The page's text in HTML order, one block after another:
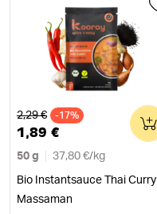
Alter Preis
2,29 € -17%
1,89 €
50 g 37,80 €/ kg
Bio Instantsauce Thai Curry
Massaman
0